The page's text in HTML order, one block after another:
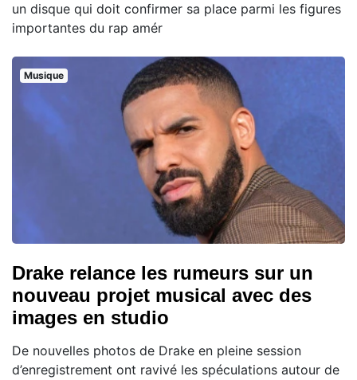
un disque qui doit confirmer sa place parmi les figures
importantes du rap amér
Musique
Drake relance les rumeurs sur un
nouveau projet musical avec des
images en studio
De nouvelles photos de Drake en pleine session
d’enregistrement ont ravivé les spéculations autour de